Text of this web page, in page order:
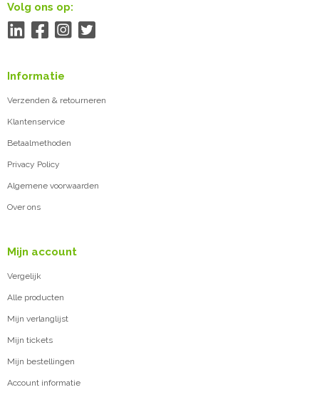
Volg ons op:
Informatie
Verzenden & retourneren
Klantenservice
Betaalmethoden
Privacy Policy
Algemene voorwaarden
Over ons
Mijn account
Vergelijk
Alle producten
Mijn verlanglijst
Mijn tickets
Mijn bestellingen
Account informatie